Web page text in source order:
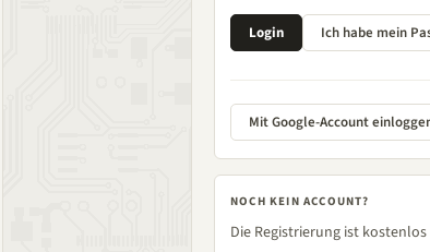
Mit Google-Account
NOCH KEIN ACCOUNT?
Die Registrierung ist